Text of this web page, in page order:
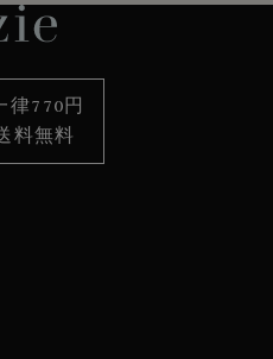
袖・カフス型から選ぶ
柄から選ぶ
カジュアルシャツ
カフスボタン
サスペンダー
バッグ
ストール・マフラー
770円
料無料